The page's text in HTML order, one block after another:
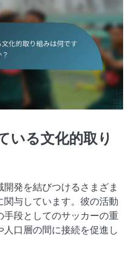
いる文化的取り
発を結びつけるさまざま
与しています。彼の活動
段としてのサッカーの重
口層の間に接続を促進し